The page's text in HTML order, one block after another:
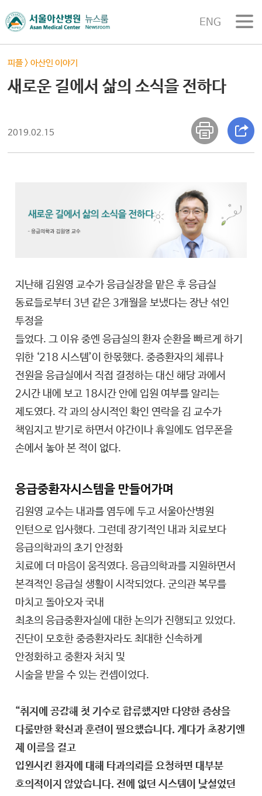
ENG
피플>아산인 이야기
새로운 길에서 삶의 소식을 전하다
2019.02.15
지난해 김원영 교수가 응급실장을 맡은 후 응급실
동료들로부터 3년 같은 3개월을 보냈다는 장난 섞인
투정을
들었다. 그 이유 중엔 응급실의 환자 순환을 빠르게 하기
위한 ‘218 시스템’이 한몫했다. 중증환자의 체류나
전원을 응급실에서 직접 결정하는 대신 해당 과에서
2시간 내에 보고 18시간 안에 입원 여부를 알리는
제도였다. 각 과의 상시적인 확인 연락을 김 교수가
책임지고 받기로 하면서 야간이나 휴일에도 업무폰을
손에서 놓아 본 적이 없다.
응급중환자시스템을 만들어가며
김원영 교수는 내과를 염두에 두고 서울아산병원
인턴으로 입사했다. 그런데 장기적인 내과 치료보다
응급의학과의 초기 안정화
치료에 더 마음이 움직였다. 응급의학과를 지원하면서
본격적인 응급실 생활이 시작되었다. 군의관 복무를
마치고 돌아오자 국내
최초의 응급중환자실에 대한 논의가 진행되고 있었다.
진단이 모호한 중증환자라도 최대한 신속하게
안정화하고 중환자 처치 및
시술을 받을 수 있는 컨셉이었다.
“취지에 공감해 첫 기수로 합류했지만 다양한 증상을
다룰만한 확신과 훈련이 필요했습니다. 게다가 초창기엔
제 이름을 걸고
입원시킨 환자에 대해 타과의뢰를 요청하면 대부분
호의적이지 않았습니다. 전에 없던 시스템이 낯설었던